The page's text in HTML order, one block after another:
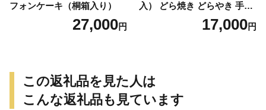
フォンケーキ（桐箱入り）
27,000円
入） どら焼き どらやき 手土
産 お土産 土産 丹波大納言小
豆 抹茶 林檎 りんご 慶事 お
17,000円
この返礼品を見た人は
こんな返礼品も見ています